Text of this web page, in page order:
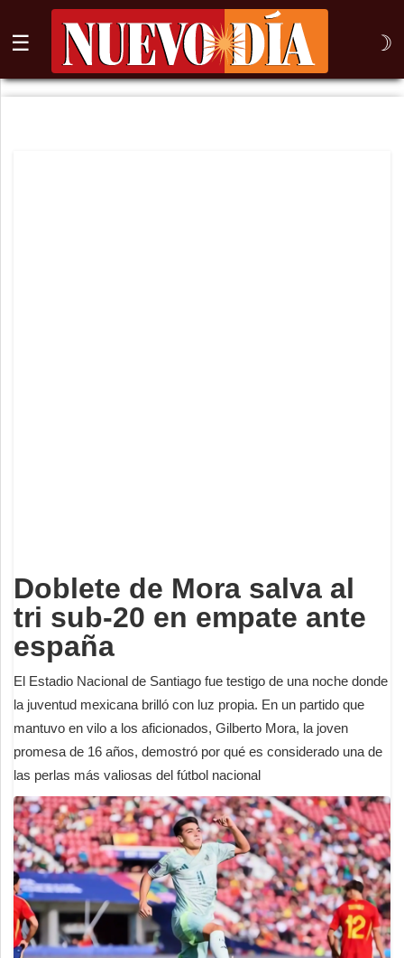
☰ ☽
⌕
Doblete de Mora salva al
tri sub-20 en empate ante
españa
El Estadio Nacional de Santiago fue testigo de una noche donde
la juventud mexicana brilló con luz propia. En un partido que
mantuvo en vilo a los aficionados, Gilberto Mora, la joven
promesa de 16 años, demostró por qué es considerado una de
las perlas más valiosas del fútbol nacional